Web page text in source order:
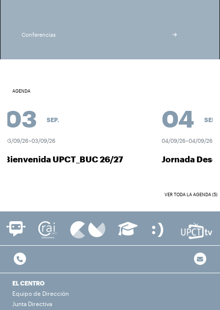
Conferencias
AGENDA
SEP.
09/26–03/09/26
UPCT_BUC 26/27
04 SEP.
04/09/26–04/09/26
Jornada
VER TODA LA AGENDA (5)
EL CENTRO
Equipo de Dirección
Junta Directiva